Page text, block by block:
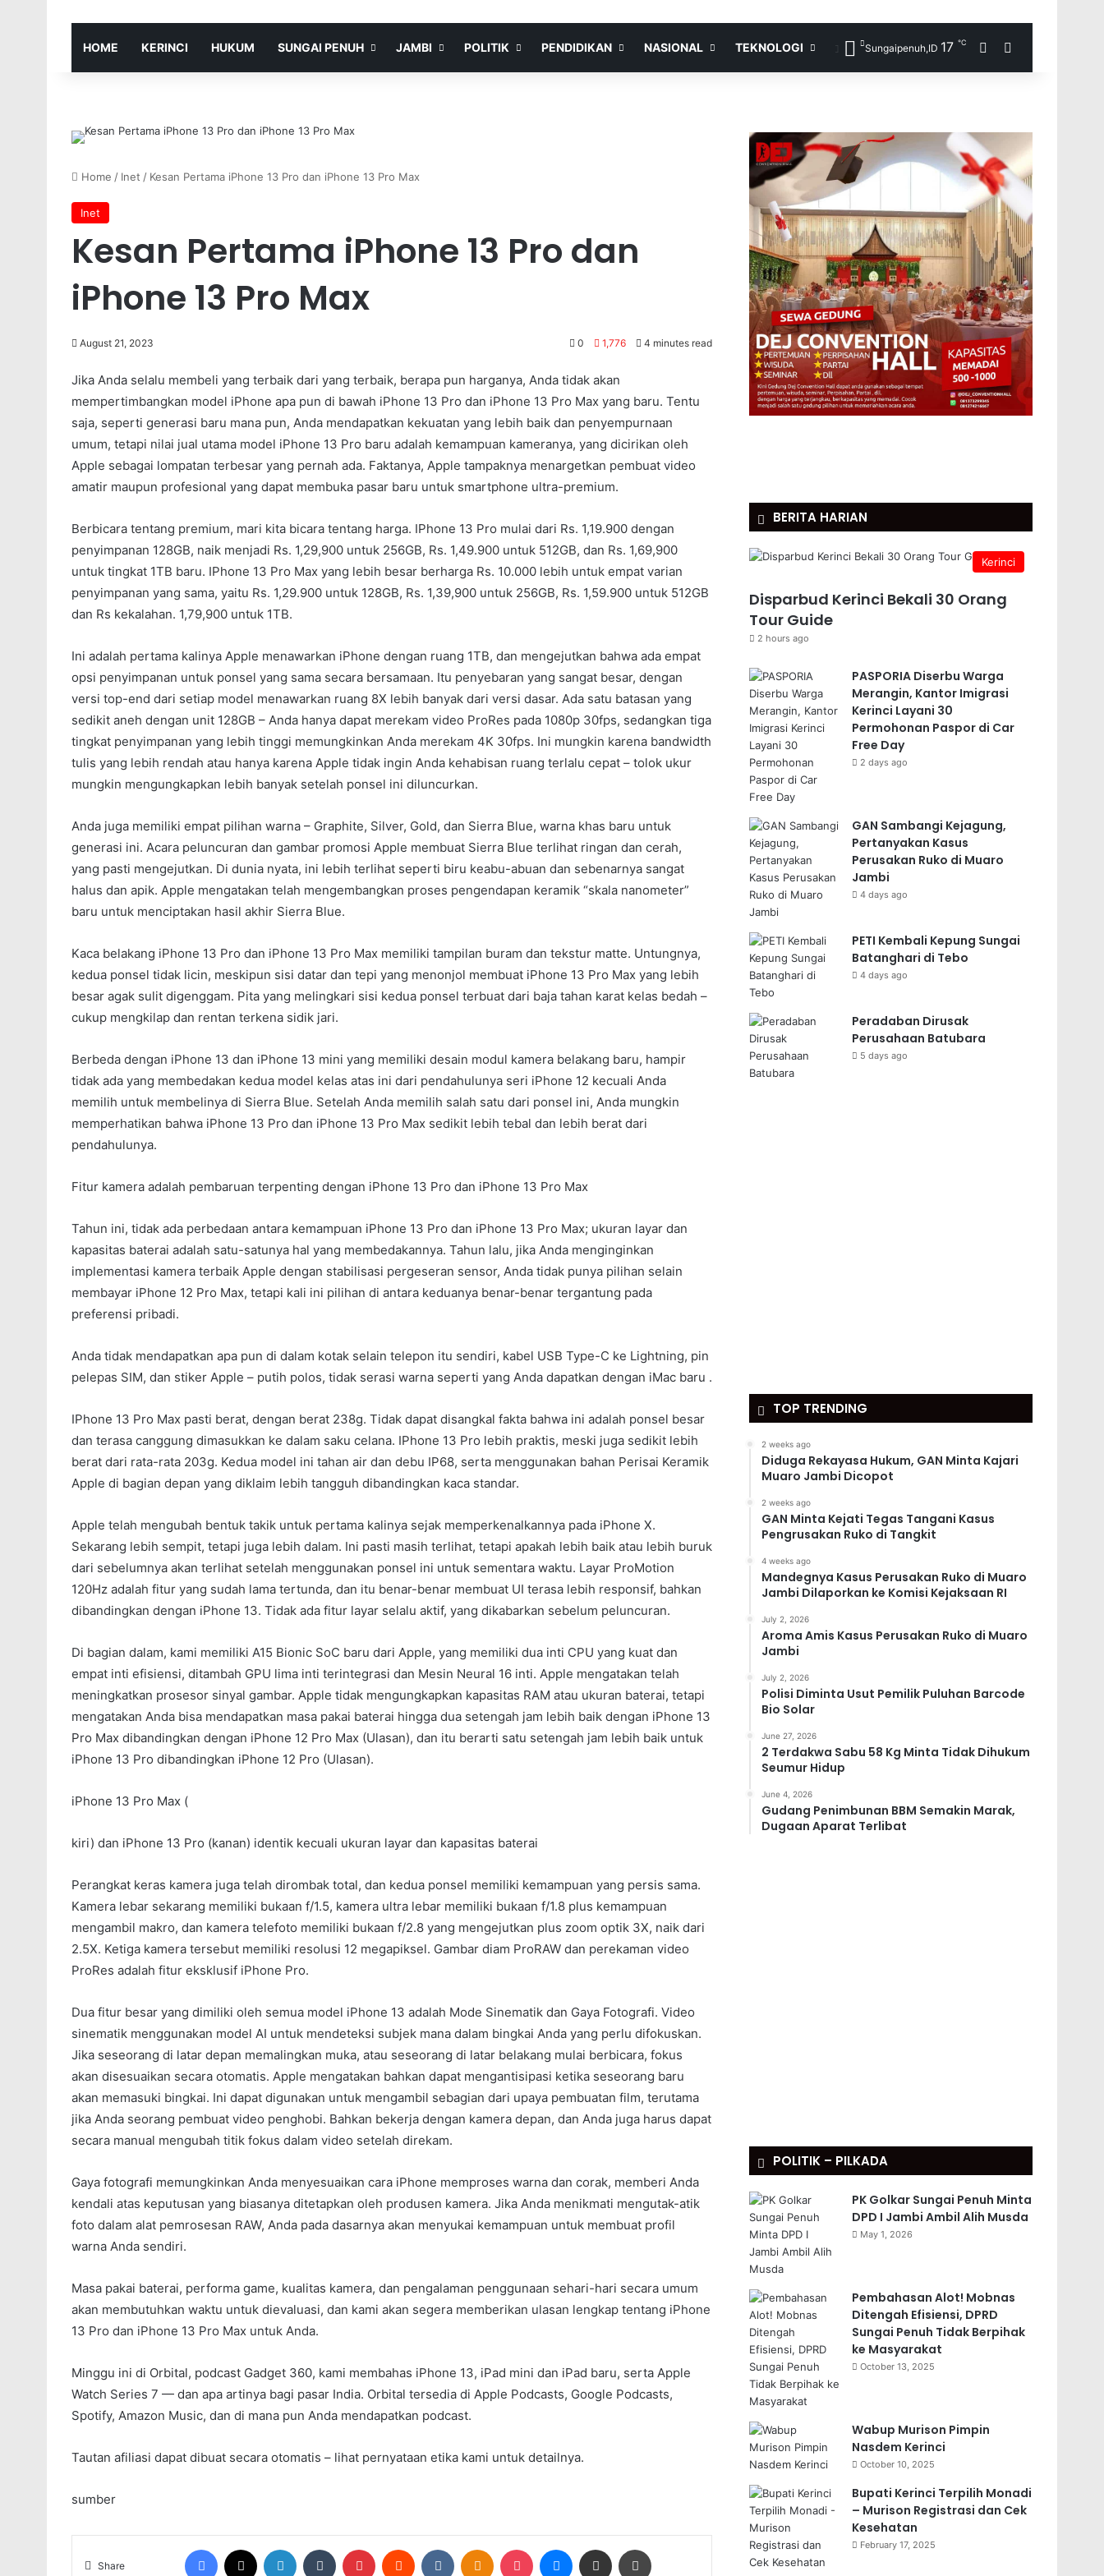
HOME KERINCI HUKUM SUNGAI PENUH JAMBI POLITIK PENDIDIKAN NASIONAL TEKNOLOGI Sungaipenuh,ID 17 ℃ Random Article
Home / Inet / Kesan Pertama iPhone 13 Pro dan iPhone 13 Pro Max
Inet
Kesan Pertama iPhone 13 Pro dan
iPhone 13 Pro Max
August 21, 2023 0 1,776 4 minutes read
Jika Anda selalu membeli yang terbaik dari yang terbaik, berapa pun harganya, Anda tidak akan
mempertimbangkan model iPhone apa pun di bawah iPhone 13 Pro dan iPhone 13 Pro Max yang baru. Tentu
saja, seperti generasi baru mana pun, Anda mendapatkan kekuatan yang lebih baik dan penyempurnaan
umum, tetapi nilai jual utama model iPhone 13 Pro baru adalah kemampuan kameranya, yang dicirikan oleh
Apple sebagai lompatan terbesar yang pernah ada. Faktanya, Apple tampaknya menargetkan pembuat video
amatir maupun profesional yang dapat membuka pasar baru untuk smartphone ultra-premium.
Berbicara tentang premium, mari kita bicara tentang harga. IPhone 13 Pro mulai dari Rs. 1,19.900 dengan
penyimpanan 128GB, naik menjadi Rs. 1,29,900 untuk 256GB, Rs. 1,49.900 untuk 512GB, dan Rs. 1,69,900
untuk tingkat 1TB baru. IPhone 13 Pro Max yang lebih besar berharga Rs. 10.000 lebih untuk empat varian
penyimpanan yang sama, yaitu Rs. 1,29.900 untuk 128GB, Rs. 1,39,900 untuk 256GB, Rs. 1,59.900 untuk 512GB
dan Rs kekalahan. 1,79,900 untuk 1TB.
Ini adalah pertama kalinya Apple menawarkan iPhone dengan ruang 1TB, dan mengejutkan bahwa ada empat
opsi penyimpanan untuk ponsel yang sama secara bersamaan. Itu penyebaran yang sangat besar, dengan
versi top-end dari setiap model menawarkan ruang 8X lebih banyak dari versi dasar. Ada satu batasan yang
sedikit aneh dengan unit 128GB – Anda hanya dapat merekam video ProRes pada 1080p 30fps, sedangkan tiga
tingkat penyimpanan yang lebih tinggi memungkinkan Anda merekam 4K 30fps. Ini mungkin karena bandwidth
tulis yang lebih rendah atau hanya karena Apple tidak ingin Anda kehabisan ruang terlalu cepat – tolok ukur
mungkin mengungkapkan lebih banyak setelah ponsel ini diluncurkan.
Anda juga memiliki empat pilihan warna – Graphite, Silver, Gold, dan Sierra Blue, warna khas baru untuk
generasi ini. Acara peluncuran dan gambar promosi Apple membuat Sierra Blue terlihat ringan dan cerah,
yang pasti mengejutkan. Di dunia nyata, ini lebih terlihat seperti biru keabu-abuan dan sebenarnya sangat
halus dan apik. Apple mengatakan telah mengembangkan proses pengendapan keramik “skala nanometer”
baru untuk menciptakan hasil akhir Sierra Blue.
Kaca belakang iPhone 13 Pro dan iPhone 13 Pro Max memiliki tampilan buram dan tekstur matte. Untungnya,
kedua ponsel tidak licin, meskipun sisi datar dan tepi yang menonjol membuat iPhone 13 Pro Max yang lebih
besar agak sulit digenggam. Pita yang melingkari sisi kedua ponsel terbuat dari baja tahan karat kelas bedah –
cukup mengkilap dan rentan terkena sidik jari.
Berbeda dengan iPhone 13 dan iPhone 13 mini yang memiliki desain modul kamera belakang baru, hampir
tidak ada yang membedakan kedua model kelas atas ini dari pendahulunya seri iPhone 12 kecuali Anda
memilih untuk membelinya di Sierra Blue. Setelah Anda memilih salah satu dari ponsel ini, Anda mungkin
memperhatikan bahwa iPhone 13 Pro dan iPhone 13 Pro Max sedikit lebih tebal dan lebih berat dari
pendahulunya.
Fitur kamera adalah pembaruan terpenting dengan iPhone 13 Pro dan iPhone 13 Pro Max
Tahun ini, tidak ada perbedaan antara kemampuan iPhone 13 Pro dan iPhone 13 Pro Max; ukuran layar dan
kapasitas baterai adalah satu-satunya hal yang membedakannya. Tahun lalu, jika Anda menginginkan
implementasi kamera terbaik Apple dengan stabilisasi pergeseran sensor, Anda tidak punya pilihan selain
membayar iPhone 12 Pro Max, tetapi kali ini pilihan di antara keduanya benar-benar tergantung pada
preferensi pribadi.
Anda tidak mendapatkan apa pun di dalam kotak selain telepon itu sendiri, kabel USB Type-C ke Lightning, pin
pelepas SIM, dan stiker Apple – putih polos, tidak serasi warna seperti yang Anda dapatkan dengan iMac baru .
IPhone 13 Pro Max pasti berat, dengan berat 238g. Tidak dapat disangkal fakta bahwa ini adalah ponsel besar
dan terasa canggung dimasukkan ke dalam saku celana. IPhone 13 Pro lebih praktis, meski juga sedikit lebih
berat dari rata-rata 203g. Kedua model ini tahan air dan debu IP68, serta menggunakan bahan Perisai Keramik
Apple di bagian depan yang diklaim lebih tangguh dibandingkan kaca standar.
Apple telah mengubah bentuk takik untuk pertama kalinya sejak memperkenalkannya pada iPhone X.
Sekarang lebih sempit, tetapi juga lebih dalam. Ini pasti masih terlihat, tetapi apakah lebih baik atau lebih buruk
dari sebelumnya akan terlihat setelah menggunakan ponsel ini untuk sementara waktu. Layar ProMotion
120Hz adalah fitur yang sudah lama tertunda, dan itu benar-benar membuat UI terasa lebih responsif, bahkan
dibandingkan dengan iPhone 13. Tidak ada fitur layar selalu aktif, yang dikabarkan sebelum peluncuran.
Di bagian dalam, kami memiliki A15 Bionic SoC baru dari Apple, yang memiliki dua inti CPU yang kuat dan
empat inti efisiensi, ditambah GPU lima inti terintegrasi dan Mesin Neural 16 inti. Apple mengatakan telah
meningkatkan prosesor sinyal gambar. Apple tidak mengungkapkan kapasitas RAM atau ukuran baterai, tetapi
mengatakan Anda bisa mendapatkan masa pakai baterai hingga dua setengah jam lebih baik dengan iPhone 13
Pro Max dibandingkan dengan iPhone 12 Pro Max (Ulasan), dan itu berarti satu setengah jam lebih baik untuk
iPhone 13 Pro dibandingkan iPhone 12 Pro (Ulasan).
iPhone 13 Pro Max (
kiri) dan iPhone 13 Pro (kanan) identik kecuali ukuran layar dan kapasitas baterai
Perangkat keras kamera juga telah dirombak total, dan kedua ponsel memiliki kemampuan yang persis sama.
Kamera lebar sekarang memiliki bukaan f/1.5, kamera ultra lebar memiliki bukaan f/1.8 plus kemampuan
mengambil makro, dan kamera telefoto memiliki bukaan f/2.8 yang mengejutkan plus zoom optik 3X, naik dari
2.5X. Ketiga kamera tersebut memiliki resolusi 12 megapiksel. Gambar diam ProRAW dan perekaman video
ProRes adalah fitur eksklusif iPhone Pro.
Dua fitur besar yang dimiliki oleh semua model iPhone 13 adalah Mode Sinematik dan Gaya Fotografi. Video
sinematik menggunakan model AI untuk mendeteksi subjek mana dalam bingkai Anda yang perlu difokuskan.
Jika seseorang di latar depan memalingkan muka, atau seseorang di latar belakang mulai berbicara, fokus
akan disesuaikan secara otomatis. Apple mengatakan bahkan dapat mengantisipasi ketika seseorang baru
akan memasuki bingkai. Ini dapat digunakan untuk mengambil sebagian dari upaya pembuatan film, terutama
jika Anda seorang pembuat video penghobi. Bahkan bekerja dengan kamera depan, dan Anda juga harus dapat
secara manual mengubah titik fokus dalam video setelah direkam.
Gaya fotografi memungkinkan Anda menyesuaikan cara iPhone memproses warna dan corak, memberi Anda
kendali atas keputusan yang biasanya ditetapkan oleh produsen kamera. Jika Anda menikmati mengutak-atik
foto dalam alat pemrosesan RAW, Anda pada dasarnya akan menyukai kemampuan untuk membuat profil
warna Anda sendiri.
Masa pakai baterai, performa game, kualitas kamera, dan pengalaman penggunaan sehari-hari secara umum
akan membutuhkan waktu untuk dievaluasi, dan kami akan segera memberikan ulasan lengkap tentang iPhone
13 Pro dan iPhone 13 Pro Max untuk Anda.
Minggu ini di Orbital, podcast Gadget 360, kami membahas iPhone 13, iPad mini dan iPad baru, serta Apple
Watch Series 7 — dan apa artinya bagi pasar India. Orbital tersedia di Apple Podcasts, Google Podcasts,
Spotify, Amazon Music, dan di mana pun Anda mendapatkan podcast.
Tautan afiliasi dapat dibuat secara otomatis – lihat pernyataan etika kami untuk detailnya.
sumber
Share
BERITA HARIAN
Kerinci
Disparbud Kerinci Bekali 30 Orang
Tour Guide
2 hours ago
PASPORIA Diserbu Warga
Merangin, Kantor Imigrasi
Kerinci Layani 30
Permohonan Paspor di Car
Free Day
2 days ago
GAN Sambangi Kejagung,
Pertanyakan Kasus
Perusakan Ruko di Muaro
Jambi
4 days ago
PETI Kembali Kepung Sungai
Batanghari di Tebo
4 days ago
Peradaban Dirusak
Perusahaan Batubara
5 days ago
TOP TRENDING
2 weeks ago
Diduga Rekayasa Hukum, GAN Minta Kajari
Muaro Jambi Dicopot
2 weeks ago
GAN Minta Kejati Tegas Tangani Kasus
Pengrusakan Ruko di Tangkit
4 weeks ago
Mandegnya Kasus Perusakan Ruko di Muaro
Jambi Dilaporkan ke Komisi Kejaksaan RI
July 2, 2026
Aroma Amis Kasus Perusakan Ruko di Muaro
Jambi
July 2, 2026
Polisi Diminta Usut Pemilik Puluhan Barcode
Bio Solar
June 27, 2026
2 Terdakwa Sabu 58 Kg Minta Tidak Dihukum
Seumur Hidup
June 4, 2026
Gudang Penimbunan BBM Semakin Marak,
Dugaan Aparat Terlibat
POLITIK – PILKADA
PK Golkar Sungai Penuh Minta
DPD I Jambi Ambil Alih Musda
May 1, 2026
Pembahasan Alot! Mobnas
Ditengah Efisiensi, DPRD
Sungai Penuh Tidak Berpihak
ke Masyarakat
October 13, 2025
Wabup Murison Pimpin
Nasdem Kerinci
October 10, 2025
Bupati Kerinci Terpilih Monadi
– Murison Registrasi dan Cek
Kesehatan
February 17, 2025